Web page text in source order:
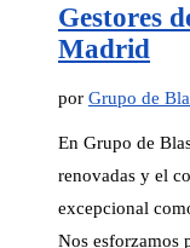
Gestores
Madrid
por Grupo de
En Grupo de
renovadas y el
excepcional
Nos